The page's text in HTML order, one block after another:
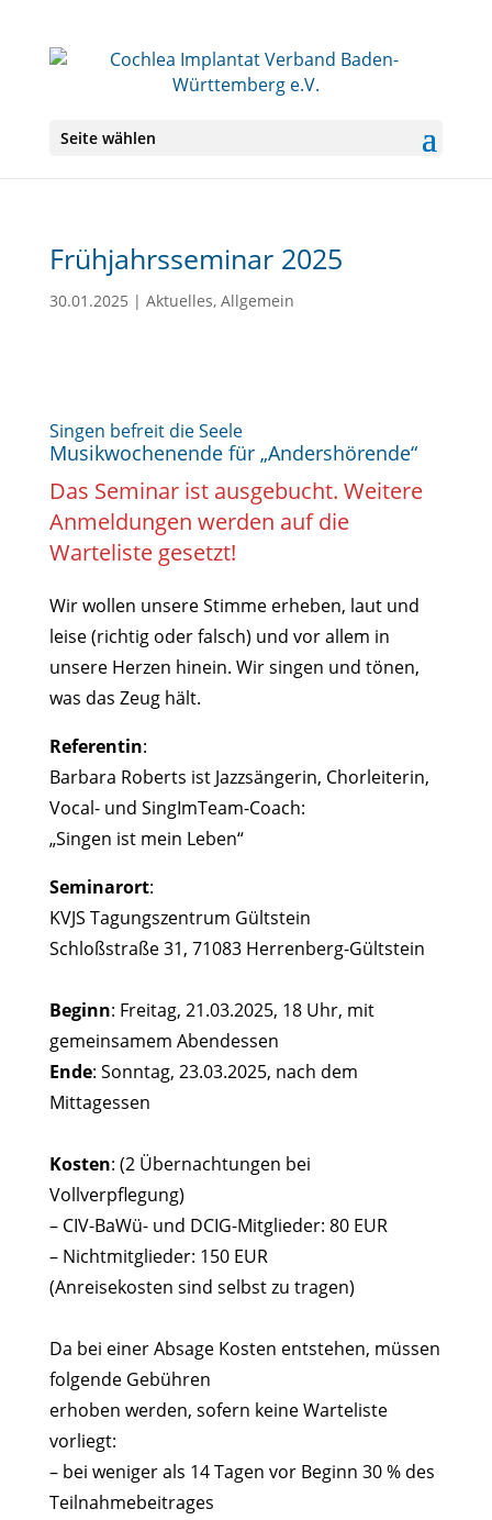
Seite wählen
Frühjahrsseminar 2025
30.01.2025 | Aktuelles, Allgemein
Singen befreit die Seele
Musikwochenende für „Andershörende“
Das Seminar ist ausgebucht. Weitere
Anmeldungen werden auf die
Warteliste gesetzt!
Wir wollen unsere Stimme erheben, laut und
leise (richtig oder falsch) und vor allem in
unsere Herzen hinein. Wir singen und tönen,
was das Zeug hält.
Referentin:
Barbara Roberts ist Jazzsängerin, Chorleiterin,
Vocal- und SingImTeam-Coach:
„Singen ist mein Leben“
Seminarort:
KVJS Tagungszentrum Gültstein
Schloßstraße 31, 71083 Herrenberg-Gültstein
Beginn: Freitag, 21.03.2025, 18 Uhr, mit
gemeinsamem Abendessen
Ende: Sonntag, 23.03.2025, nach dem
Mittagessen
Kosten: (2 Übernachtungen bei
Vollverpflegung)
– CIV-BaWü- und DCIG-Mitglieder: 80 EUR
– Nichtmitglieder: 150 EUR
(Anreisekosten sind selbst zu tragen)
Da bei einer Absage Kosten entstehen, müssen
folgende Gebühren
erhoben werden, sofern keine Warteliste
vorliegt:
– bei weniger als 14 Tagen vor Beginn 30 % des
Teilnahmebeitrages